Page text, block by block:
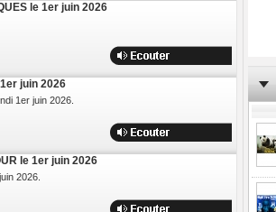
le 1er juin 2026
juin 2026
1er juin 2026.
le 1er juin 2026
2026.